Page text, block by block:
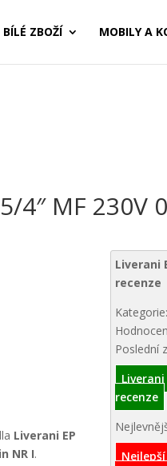
BÍLÉ ZBOŽÍ MOBILY A
4″ MF 230V
Liverani
recenze
Poslední
Liverani
recenze
Liverani EP
NR I.